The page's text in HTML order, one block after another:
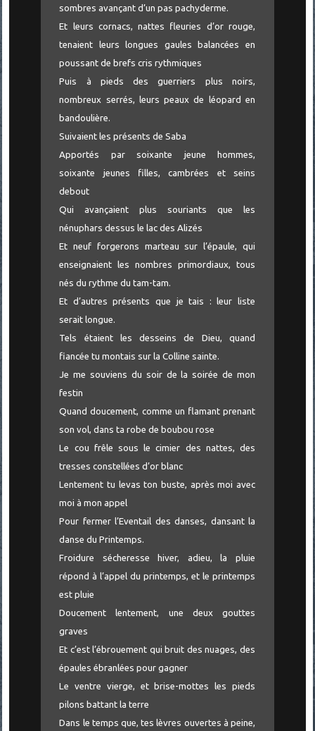
sombres avançant d’un pas pachyderme.
Et leurs cornacs, nattes fleuries d’or rouge,
tenaient leurs longues gaules balancées en
poussant de brefs cris rythmiques
Puis à pieds des guerriers plus noirs,
nombreux serrés, leurs peaux de léopard en
bandoulière.
Suivaient les présents de Saba
Apportés par soixante jeune hommes,
soixante jeunes filles, cambrées et seins
debout
Qui avançaient plus souriants que les
nénuphars dessus le lac des Alizés
Et neuf forgerons marteau sur l’épaule, qui
enseignaient les nombres primordiaux, tous
nés du rythme du tam-tam.
Et d’autres présents que je tais : leur liste
serait longue.
Tels étaient les desseins de Dieu, quand
fiancée tu montais sur la Colline sainte.
Je me souviens du soir de la soirée de mon
festin
Quand doucement, comme un flamant prenant
son vol, dans ta robe de boubou rose
Le cou frêle sous le cimier des nattes, des
tresses constellées d’or blanc
Lentement tu levas ton buste, après moi avec
moi à mon appel
Pour fermer l’Eventail des danses, dansant la
danse du Printemps.
Froidure sécheresse hiver, adieu, la pluie
répond à l’appel du printemps, et le printemps
est pluie
Doucement lentement, une deux gouttes
graves
Et c’est l’ébrouement qui bruit des nuages, des
épaules ébranlées pour gagner
Le ventre vierge, et brise-mottes les pieds
pilons battant la terre
Dans le temps que, tes lèvres ouvertes à peine,